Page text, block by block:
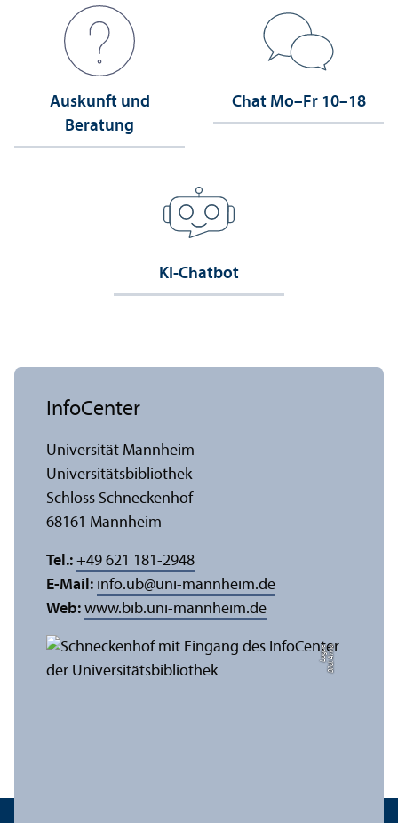
Auskunft und
Beratung
Chat Mo–Fr 10–18
KI-Chatbot
Bil
d:
A
n
n
a
L
o
g
u
e
InfoCenter
Universität Mannheim
Universitäts­bibliothek
Schloss Schneckenhof
68161 Mannheim
Tel.: +49 621 181-2948
E-Mail: info.ub@uni-mannheim.de
Web: www.bib.uni-mannheim.de